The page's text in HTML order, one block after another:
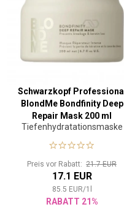
Schwarzkopf Professional
BlondMe Bondfinity Deep
Repair Mask 200 ml
Tiefenhydratationsmaske
Preis vor Rabatt: 21.7 EUR
17.1 EUR
85.5 EUR/1
RABATT 21%